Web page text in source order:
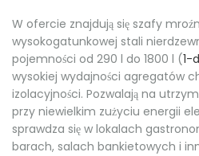
W ofercie znajdują się szafy
wysokogatunkowej stali
pojemności od 290 l do 1800 l (1-
wysokiej wydajności agregatów
izolacyjności. Pozwalają na
przy niewielkim zużyciu energii
sprawdza się w lokalach
barach, salach bankietowych i